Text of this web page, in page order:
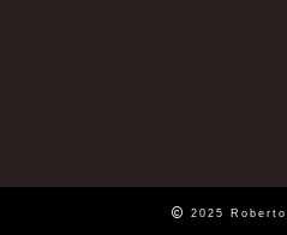
2025